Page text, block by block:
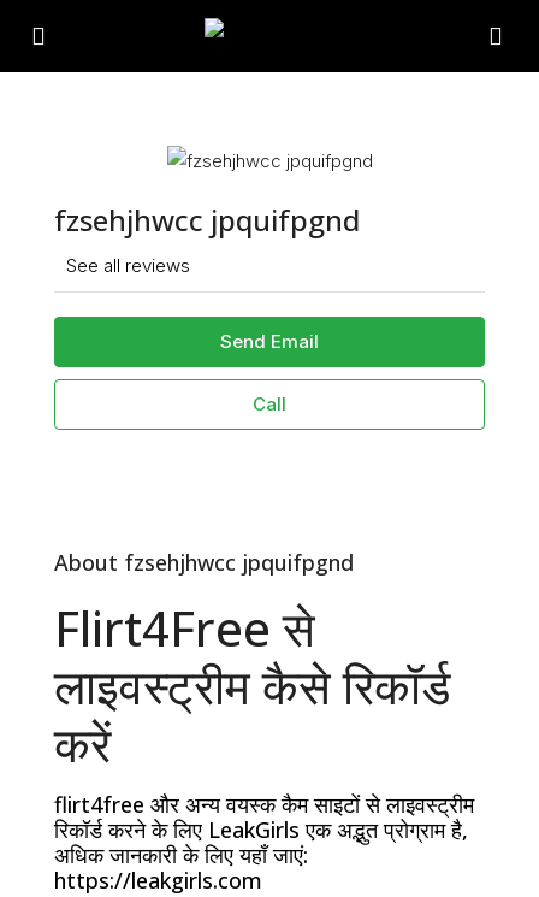
fzsehjhwcc jpquifpgnd
See all reviews
Send Email
Call
About fzsehjhwcc jpquifpgnd
Flirt4Free से
लाइवस्ट्रीम कैसे रिकॉर्ड
करें
flirt4free और अन्य वयस्क कैम साइटों से लाइवस्ट्रीम
रिकॉर्ड करने के लिए LeakGirls एक अद्भुत प्रोग्राम है,
अधिक जानकारी के लिए यहाँ जाएं:
https://leakgirls.com